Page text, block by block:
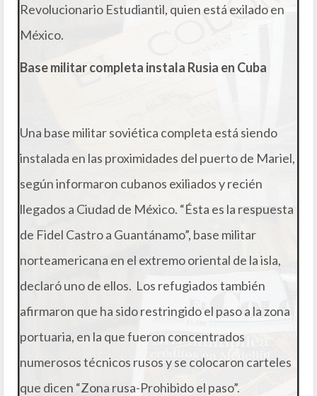
Revolucionario Estudiantil, quien está exilado en
México.
Base militar completa instala Rusia en Cuba
Una base militar soviética completa está siendo
instalada en las proximidades del puerto de Mariel,
según informaron cubanos exiliados y recién
llegados a Ciudad de México. “Ésta es la respuesta
de Fidel Castro a Guantánamo”, base militar
norteamericana en el extremo oriental de la isla,
declaró uno de ellos. Los refugiados también
afirmaron que ha sido restringido el paso a la zona
portuaria, en la que fueron concentrados
numerosos técnicos rusos y se colocaron carteles
que dicen “Zona rusa-Prohibido el paso”.